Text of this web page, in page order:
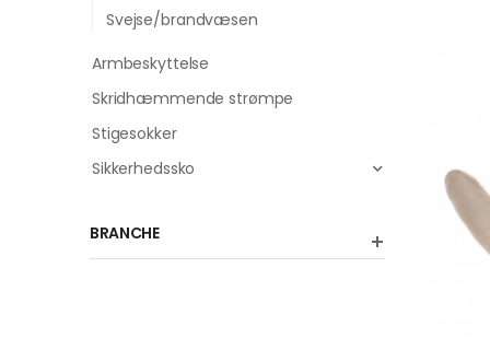
Svejse/brandvæsen
Armbeskyttelse
Skridhæmmende strømpe
Stigesokker
Sikkerhedssko
BRANCHE